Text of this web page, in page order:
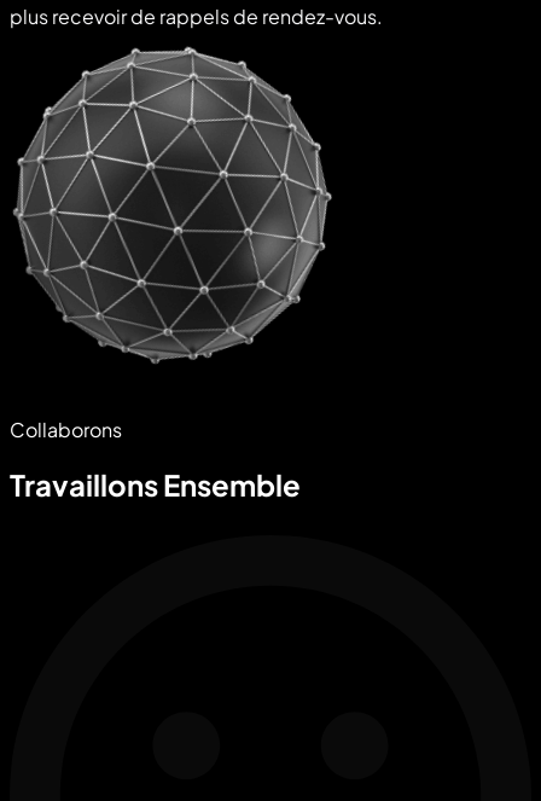
plus recevoir de rappels de rendez-vous.
Collaborons
Travaillons Ensemble